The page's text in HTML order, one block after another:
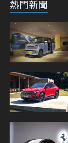
熱門新聞